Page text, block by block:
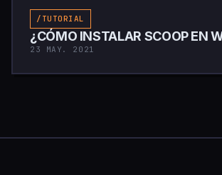
/TUTORIAL
¿CÓMO INSTALAR SCOOP EN
23 MAY. 2021